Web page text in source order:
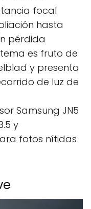
focal
hasta
pérdida
es fruto de
y presenta
de luz de
Samsung JN5
y
fotos nítidas